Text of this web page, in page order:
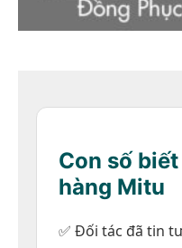
Con số
hàng Mitu
✅ Đối tác đã tin